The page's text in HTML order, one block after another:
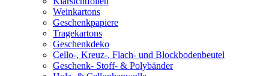
Weinkartons
Geschenkpapiere
Tragekartons
Geschenkdeko
Cello-, Kreuz-, Flach- und Blockbodenbeutel
Geschenk- Stoff- & Polybänder